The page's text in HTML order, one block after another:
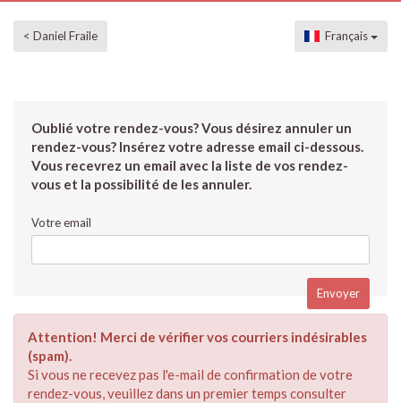
< Daniel Fraile Français
Oublié votre rendez-vous? Vous désirez annuler un
rendez-vous? Insérez votre adresse email ci-dessous.
Vous recevrez un email avec la liste de vos rendez-
vous et la possibilité de les annuler.
Votre email
Attention! Merci de vérifier vos courriers indésirables
(spam).
Si vous ne recevez pas l'e-mail de confirmation de votre
rendez-vous, veuillez dans un premier temps consulter